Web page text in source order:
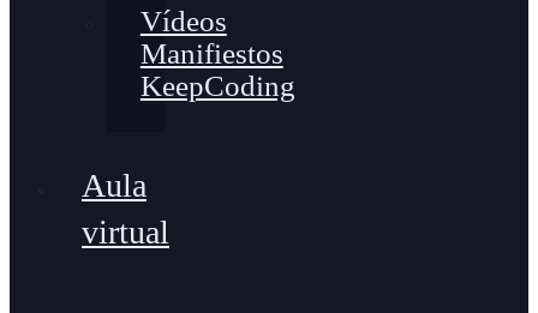
Vídeos
Manifiestos
KeepCoding
Aula
virtual